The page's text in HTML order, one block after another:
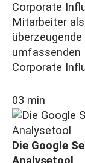
Corporate
Mitarbeiter
umfassenden
Corporate
03 min
Die Google